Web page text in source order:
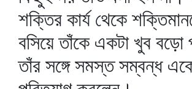
শক্তির কার্য থেকে
বসিয়ে তাঁকে একটা খুব বড়ো
তাঁর সঙ্গে সমস্ত সম্বন্ধ